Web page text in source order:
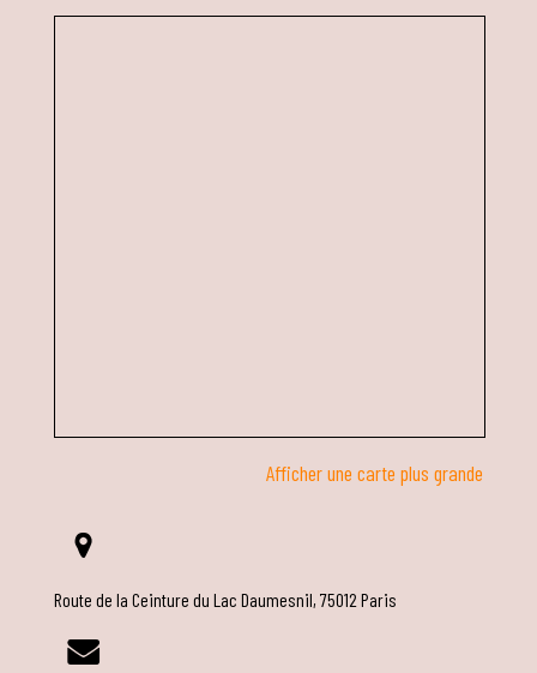
Afficher une carte plus grande
ë
Route de la Ceinture du Lac Daumesnil, 75012 Paris
ì